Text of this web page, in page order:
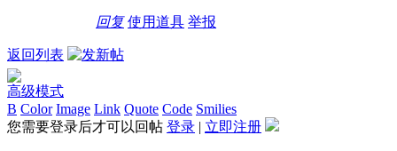
回复 使用道具 举报
返回列表
高级模式
B Color Image Link Quote Code Smilies
您需要登录后才可以回帖 登录 | 立即注册